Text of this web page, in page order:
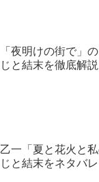
「夜明けの街で」
じと結末を徹底解
乙一「夏と花火と
じと結末をネタバレ